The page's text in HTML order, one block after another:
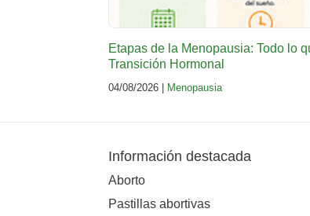
Etapas de la Menopausia: Todo lo
Transición Hormonal
04/08/2026 | Menopausia
Información destacada
Aborto
Pastillas abortivas